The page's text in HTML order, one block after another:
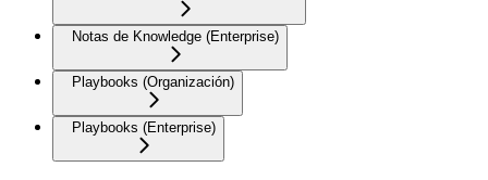
Notas de Knowledge (Enterprise)
Playbooks (Organización)
Playbooks (Enterprise)